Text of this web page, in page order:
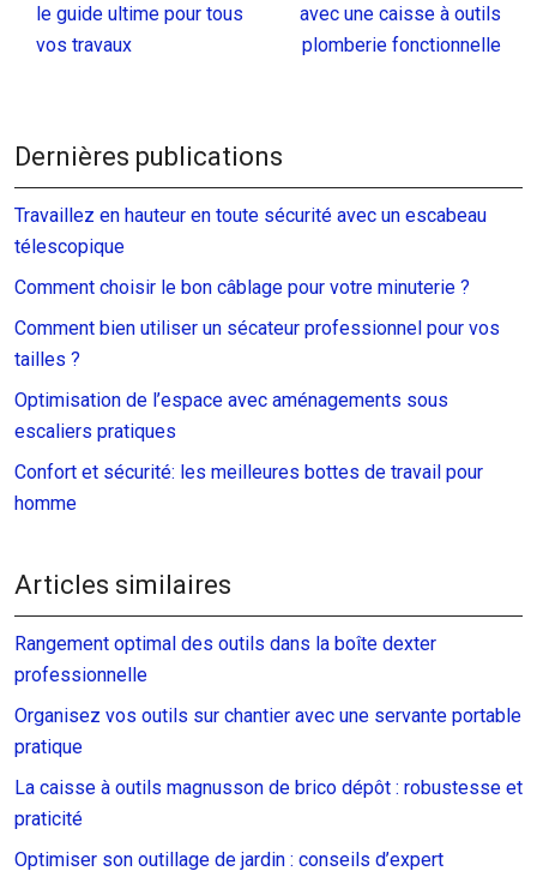
le guide ultime pour tous
vos travaux
avec une caisse à outils
plomberie fonctionnelle
Dernières publications
Travaillez en hauteur en toute sécurité avec un escabeau
télescopique
Comment choisir le bon câblage pour votre minuterie ?
Comment bien utiliser un sécateur professionnel pour vos
tailles ?
Optimisation de l’espace avec aménagements sous
escaliers pratiques
Confort et sécurité: les meilleures bottes de travail pour
homme
Articles similaires
Rangement optimal des outils dans la boîte dexter
professionnelle
Organisez vos outils sur chantier avec une servante portable
pratique
La caisse à outils magnusson de brico dépôt : robustesse et
praticité
Optimiser son outillage de jardin : conseils d’expert